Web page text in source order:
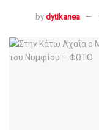
by dytikanea